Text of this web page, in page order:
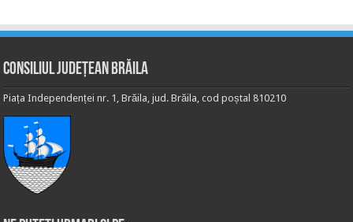
Consiliul Județean Brăila
Piața Independenței nr. 1, Brăila, jud. Brăila, cod poștal 810210